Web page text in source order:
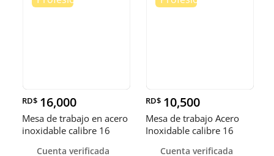
RD$ 16,000
Mesa de trabajo en acero
inoxidable calibre 16
Cuenta verificada
RD$ 10,500
Mesa de trabajo Acero
Inoxidable calibre 16
Cuenta verificada